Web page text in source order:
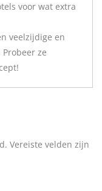
voor wat extra
veelzijdige en
ze
Vereiste velden zijn